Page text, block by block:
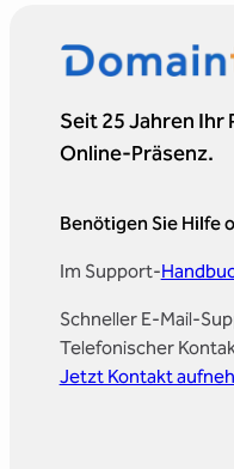
Seit 25 Jahren
Online-Präsenz.
Benötigen Sie Hilfe
Im Support-
Schneller E-Mail-
Telefonischer
Jetzt Kontakt